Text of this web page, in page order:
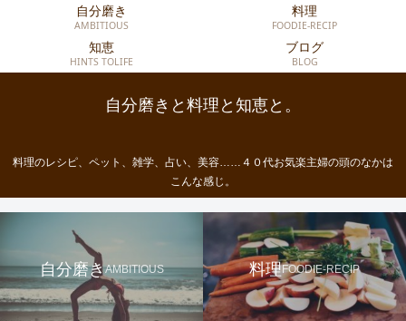
自分磨きと料理と知恵と。
料理のレシピ、ペット、雑学、占い、美容……４０代お気楽主婦の頭のなかは
こんな感じ。
自分磨き
AMBITIOUS
料理
FOODIE-RECIP
知恵
HINTS TOLIFE
ブログ
BLOG
自分磨きAMBITIOUS 料理FOODIE-RECIP